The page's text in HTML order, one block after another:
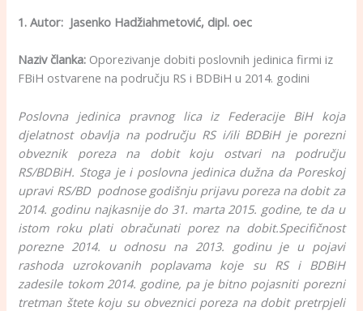
1. Autor: Jasenko Hadžiahmetović, dipl. oec
Naziv članka: Oporezivanje dobiti poslovnih jedinica firmi iz
FBiH ostvarene na području RS i BDBiH u 2014. godini
Poslovna jedinica pravnog lica iz Federacije BiH koja
djelatnost obavlja na području RS i/ili BDBiH je porezni
obveznik poreza na dobit koju ostvari na području
RS/BDBiH. Stoga je i poslovna jedinica dužna da Poreskoj
upravi RS/BD podnose godišnju prijavu poreza na dobit za
2014. godinu najkasnije do 31. marta 2015. godine, te da u
istom roku plati obračunati porez na dobit.Specifičnost
porezne 2014. u odnosu na 2013. godinu je u pojavi
rashoda uzrokovanih poplavama koje su RS i BDBiH
zadesile tokom 2014. godine, pa je bitno pojasniti porezni
tretman štete koju su obveznici poreza na dobit pretrpjeli